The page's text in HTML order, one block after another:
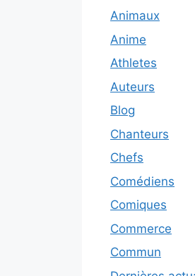
Animaux
Anime
Athletes
Auteurs
Blog
Chanteurs
Chefs
Comédiens
Comiques
Commerce
Commun